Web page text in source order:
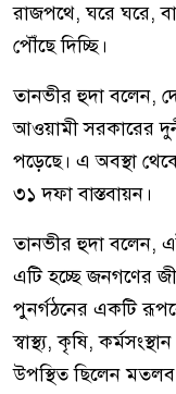
রাজপথে, ঘরে ঘরে,
পৌঁছে দিচ্ছি।
তানভীর হুদা বলেন,
আওয়ামী সরকারের
পড়েছে। এ অবস্থা
৩১ দফা বাস্তবায়ন।
তানভীর হুদা বলেন,
এটি হচ্ছে জনগণের
পুনর্গঠনের একটি
স্বাস্থ্য, কৃষি,
উপস্থিত ছিলেন